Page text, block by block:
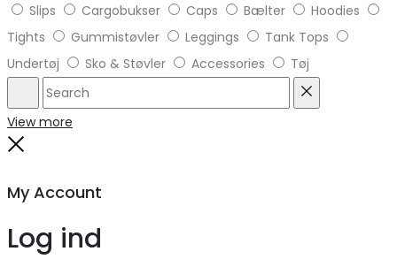
Slips
Cargobukser Caps Bælter
Hoodies
Tights
Gummistøvler Leggings
Tank Tops
Undertøj
Sko & Støvler Accessories Tøj
Search
View more
My Account
Log ind